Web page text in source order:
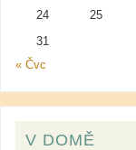
24 25
31
« Čvc
V DOMĚ